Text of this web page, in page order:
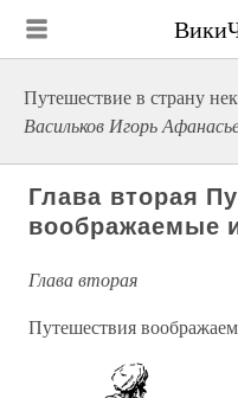
Путешествие в страну
Васильков Игорь
Глава вторая
воображаемые
Глава вторая
Путешествия